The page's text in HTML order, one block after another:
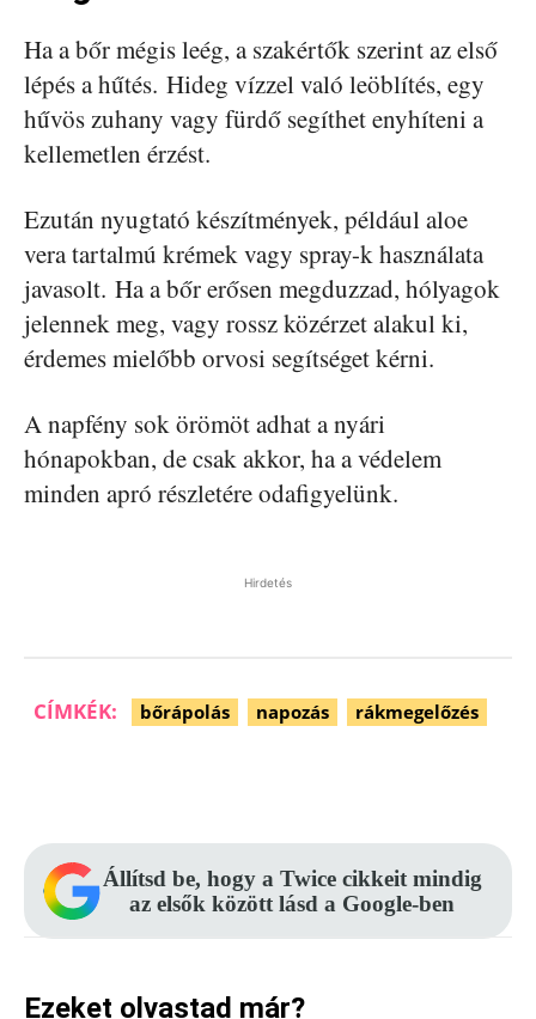
Ha a bőr mégis leég, a szakértők szerint az első
lépés a hűtés. Hideg vízzel való leöblítés, egy
hűvös zuhany vagy fürdő segíthet enyhíteni a
kellemetlen érzést.
Ezután nyugtató készítmények, például aloe
vera tartalmú krémek vagy spray-k használata
javasolt. Ha a bőr erősen megduzzad, hólyagok
jelennek meg, vagy rossz közérzet alakul ki,
érdemes mielőbb orvosi segítséget kérni.
A napfény sok örömöt adhat a nyári
hónapokban, de csak akkor, ha a védelem
minden apró részletére odafigyelünk.
Hirdetés
CÍMKÉK: bőrápolás napozás rákmegelőzés
Állítsd be, hogy a Twice cikkeit mindig
az elsők között lásd a Google-ben
Ezeket olvastad már?